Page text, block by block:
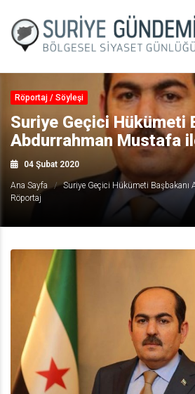
Röportaj / Söyleşi
Suriye Geçici Hükümeti
Abdurrahman Mustafa
04 Şubat 2020
Ana Sayfa
Suriye Geçici Hükümeti
Röportaj